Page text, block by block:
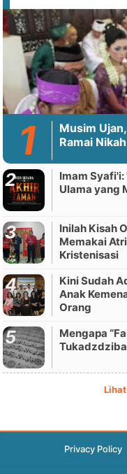
Musim
Ramai Nikah
Imam
Ulama yang
Inilah Kisah
Memakai
Kristenisasi
Kini Sudah
Anak
Orang
Mengapa
Privacy Policy